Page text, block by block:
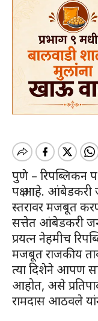
पुणे – रिपब्लिकन
पक्ष आहे. आंबेडकरी
स्तरावर मजबूत
सत्तेत आंबेडकरी
प्रयत्न नेहमीच
मजबूत राजकीय
त्या दिशेने आपण
आहोत, असे
रामदास आठवले